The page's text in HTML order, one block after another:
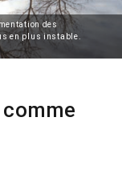
des
en plus instable.